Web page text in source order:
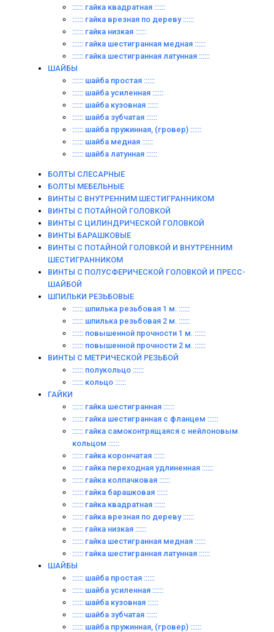
:::::: гайка квадратная ::::::
:::::: гайка врезная по дереву ::::::
:::::: гайка низкая ::::::
:::::: гайка шестигранная медная ::::::
:::::: гайка шестигранная латунная ::::::
ШАЙБЫ
:::::: шайба простая ::::::
:::::: шайба усиленная ::::::
:::::: шайба кузовная ::::::
:::::: шайба зубчатая ::::::
:::::: шайба пружинная, (гровер) ::::::
:::::: шайба медная ::::::
:::::: шайба латунная ::::::
БОЛТЫ СЛЕСАРНЫЕ
БОЛТЫ МЕБЕЛЬНЫЕ
ВИНТЫ С ВНУТРЕННИМ ШЕСТИГРАННИКОМ
ВИНТЫ С ПОТАЙНОЙ ГОЛОВКОЙ
ВИНТЫ С ЦИЛИНДРИЧЕСКОЙ ГОЛОВКОЙ
ВИНТЫ БАРАШКОВЫЕ
ВИНТЫ С ПОТАЙНОЙ ГОЛОВКОЙ И ВНУТРЕННИМ
ШЕСТИГРАННИКОМ
ВИНТЫ С ПОЛУСФЕРИЧЕСКОЙ ГОЛОВКОЙ И ПРЕСС-
ШАЙБОЙ
ШПИЛЬКИ РЕЗЬБОВЫЕ
:::::: шпилька резьбовая 1 м. ::::::
:::::: шпилька резьбовая 2 м. ::::::
:::::: повышенной прочности 1 м. ::::::
:::::: повышенной прочности 2 м. ::::::
ВИНТЫ C МЕТРИЧЕСКОЙ РЕЗЬБОЙ
:::::: полукольцо ::::::
:::::: кольцо ::::::
ГАЙКИ
:::::: гайка шестигранная ::::::
:::::: гайка шестигранная с фланцем ::::::
:::::: гайка самоконтрящаяся с нейлоновым
кольцом ::::::
:::::: гайка корончатая ::::::
:::::: гайка переходная удлиненная ::::::
:::::: гайка колпачковая ::::::
:::::: гайка барашковая ::::::
:::::: гайка квадратная ::::::
:::::: гайка врезная по дереву ::::::
:::::: гайка низкая ::::::
:::::: гайка шестигранная медная ::::::
:::::: гайка шестигранная латунная ::::::
ШАЙБЫ
:::::: шайба простая ::::::
:::::: шайба усиленная ::::::
:::::: шайба кузовная ::::::
:::::: шайба зубчатая ::::::
:::::: шайба пружинная, (гровер) ::::::